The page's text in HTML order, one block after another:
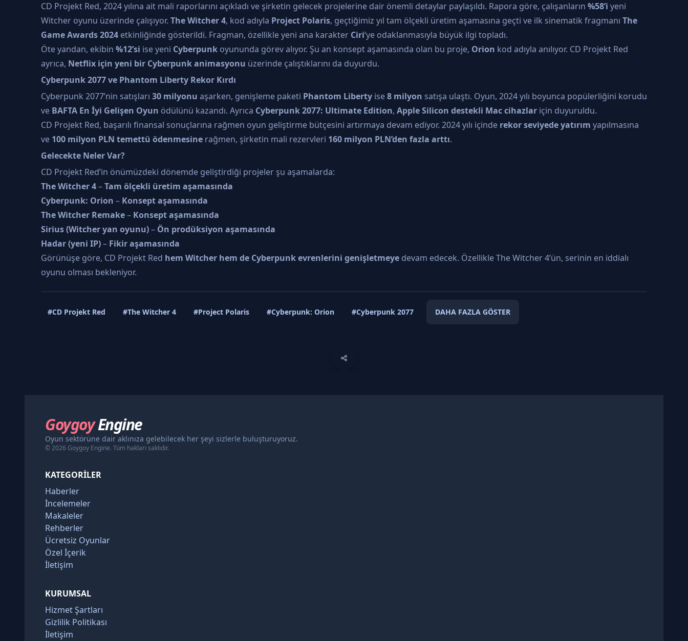
CD Projekt Red, 2024 yılına ait mali raporlarını açıkladı ve şirketin gelecek projelerine dair önemli detaylar paylaşıldı. Rapora göre, çalışanların %58’i yeni
Witcher oyunu üzerinde çalışıyor. The Witcher 4, kod adıyla Project Polaris, geçtiğimiz yıl tam ölçekli üretim aşamasına geçti ve ilk sinematik fragmanı The
Game Awards 2024 etkinliğinde gösterildi. Fragman, özellikle yeni ana karakter Ciri‘ye odaklanmasıyla büyük ilgi topladı.
Öte yandan, ekibin %12’si ise yeni Cyberpunk oyununda görev alıyor. Şu an konsept aşamasında olan bu proje, Orion kod adıyla anılıyor. CD Projekt Red
ayrıca, Netflix için yeni bir Cyberpunk animasyonu üzerinde çalıştıklarını da duyurdu.
Cyberpunk 2077 ve Phantom Liberty Rekor Kırdı
Cyberpunk 2077’nin satışları 30 milyonu aşarken, genişleme paketi Phantom Liberty ise8 milyon satışa ulaştı. Oyun, 2024 yılı boyunca popülerliğini korudu
ve BAFTA En İyi Gelişen Oyun ödülünü kazandı. Ayrıca Cyberpunk 2077: Ultimate Edition, Apple Silicon destekli Mac cihazlar için duyuruldu.
CD Projekt Red, başarılı finansal sonuçlarına rağmen oyun geliştirme bütçesini artırmaya devam ediyor. 2024 yılı içinde rekor seviyede yatırım yapılmasına
ve 100 milyon PLN temettü ödenmesine rağmen, şirketin mali rezervleri 160 milyon PLN’den fazla arttı.
Gelecekte Neler Var?
CD Projekt Red’in önümüzdeki dönemde geliştirdiği projeler şu aşamalarda:
The Witcher 4–Tam ölçekli üretim aşamasında
Cyberpunk: Orion – Konsept aşamasında
The Witcher Remake– Konsept aşamasında
Sirius (Witcher yan oyunu)– Ön prodüksiyon aşamasında
Hadar (yeni IP)– Fikir aşamasında
Görünüşe göre, CD Projekt Red hem Witcher hem de Cyberpunk evrenlerini genişletmeye devam edecek. Özellikle The Witcher 4’ün, serinin en iddialı
oyunu olması bekleniyor.
#CD Projekt Red #The Witcher 4 #Project Polaris #Cyberpunk: Orion #Cyberpunk 2077 DAHA FAZLA GÖSTER
GoygoyEngine
Oyun sektörüne dair aklınıza gelebilecek her şeyi sizlerle buluşturuyoruz.
© 2026 Goygoy Engine. Tüm hakları saklıdır.
KATEGORILER
Haberler
İncelemeler
Makaleler
Rehberler
Ücretsiz Oyunlar
Özel İçerik
İletişim
KURUMSAL
Hizmet Şartları
Gizlilik Politikası
İletişim